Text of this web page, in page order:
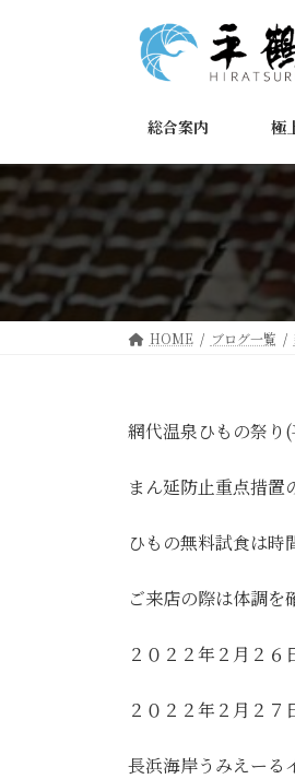
ス
キ
ッ
プ
ン
に
移
動
総合案内 極
HOME ブログ一覧
網代温泉ひもの祭り
まん延防止重点措
ひもの無料試食は時
ご来店の際は体調を
２０２２年２月２６
２０２２年２月２７
長浜海岸うみえーる